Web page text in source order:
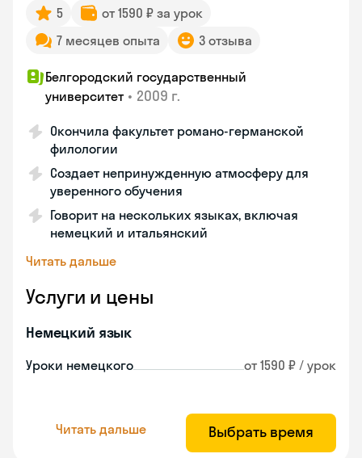
5
от 1590 ₽ за урок
7 месяцев опыта
3 отзыва
Белгородский государственный
университет • 2009 г.
Окончила факультет романо-германской
филологии
Создает непринужденную атмосферу для
уверенного обучения
Говорит на нескольких языках, включая
немецкий и итальянский
Читать дальше
Услуги и цены
Немецкий язык
Уроки немецкого от 1590 ₽ / урок
Читать дальше Выбрать время